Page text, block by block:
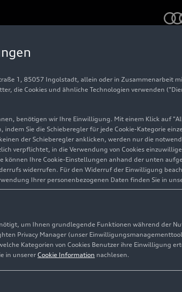
Q2 (bis
21.10.2020
1, 85057 Ingolstadt, allein oder in
die Cookies und ähnliche Technologien verwenden
benötigen wir Ihre Einwilligung. Mit einem Klick auf
Sie die Schieberegler für jede Cookie-Kategorie
der Schieberegler anklicken, werden nur die
verpflichtet, in die Verwendung von Cookies
können Ihre Cookie-Einstellungen anhand der unten
widerrufen. Für den Widerruf der Einwilligung
Ihrer personenbezogenen Daten finden Sie in
um Ihnen grundlegende Funktionen während der
Privacy Manager (unser
Kategorien von Cookies Benutzer ihre Einwilligung
in unserer Cookie Information nachlesen.